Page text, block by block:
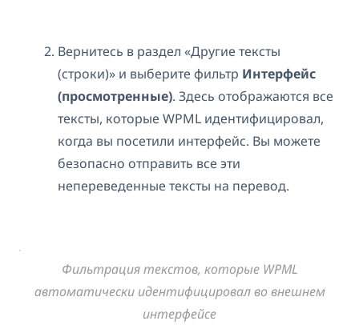
Вернитесь в раздел «Другие тексты
(строки)» и выберите фильтр Интерфейс
(просмотренные). Здесь отображаются все
тексты, которые WPML идентифицировал,
когда вы посетили интерфейс. Вы можете
безопасно отправить все эти
непереведенные тексты на перевод.
Фильтрация текстов, которые WPML
автоматически идентифицировал во внешнем
интерфейсе